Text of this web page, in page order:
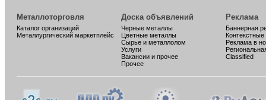
Металлоторговля
Каталог организаций
Металлургический маркетплейс
Доска объявлений
Черные металлы
Цветные металлы
Сырье и металлолом
Услуги
Вакансии и прочее
Прочее
Реклама
Баннерная
Реклама в
Classified